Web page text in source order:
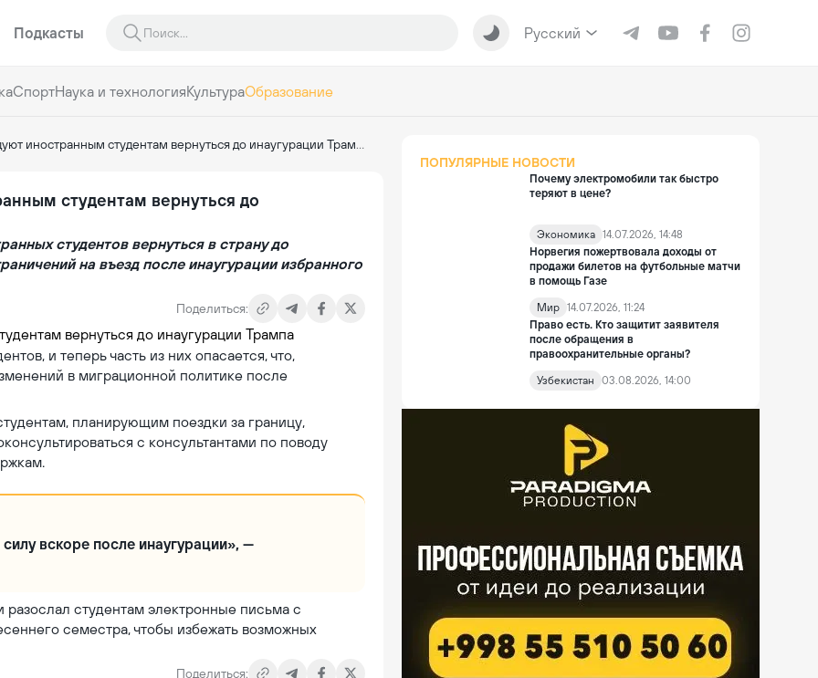
Подкасты Русский
СпортНаука и технологияКультураОбразование
иностранным студентам вернуться до инаугурации Трампа
студентам вернуться до
студентов вернуться в страну до
на въезд после инаугурации избранного
Поделиться:
и теперь часть из них опасается, что,
в миграционной политике после
планирующим поездки за границу,
с консультантами по поводу
вскоре после инаугурации», —
студентам электронные письма с
семестра, чтобы избежать возможных
Поделиться:
ПОПУЛЯРНЫЕ НОВОСТИ
Почему электромобили так быстро
теряют в цене?
Экономика 14.07.2026, 14:48
Норвегия пожертвовала доходы от
продажи билетов на футбольные матчи
в помощь Газе
Мир 14.07.2026, 11:24
Право есть. Кто защитит заявителя
после обращения в
правоохранительные органы?
Узбекистан 03.08.2026, 14:00